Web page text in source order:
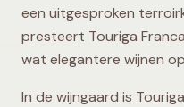
een uitgesproken
presteert Touriga
wat elegantere wijnen
In de wijngaard is